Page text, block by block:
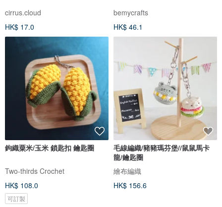
cirrus.cloud
HK$ 17.0
bemycrafts
HK$ 46.1
鉤織粟米/玉米 鎖匙扣 鑰匙圈
Two-thirds Crochet
HK$ 108.0
可訂製
毛線編織/豬豬瑪芬堡//鼠鼠馬卡
龍/鑰匙圈
繪布編織
HK$ 156.6